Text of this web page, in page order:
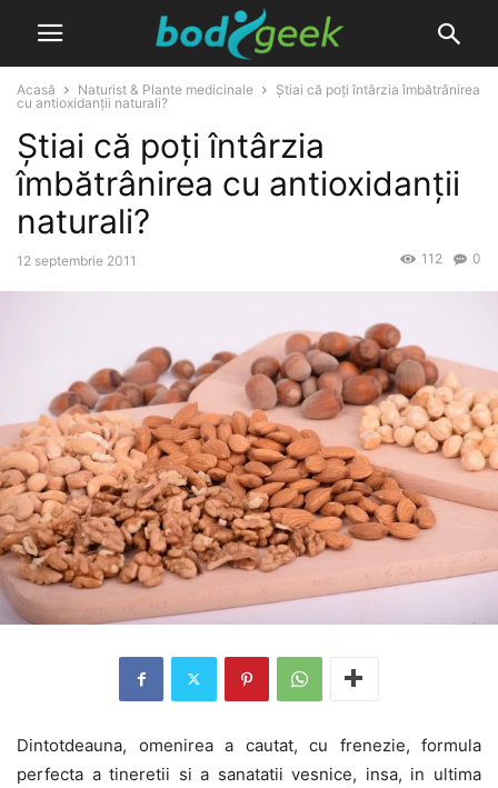
Acasă Naturist & Plante medicinale
Știai că poți întârzia îmbătrânirea
cu antioxidanții naturali?
Știai că poți întârzia
îmbătrânirea cu antioxidanții
naturali?
12 septembrie 2011 0
112
Dintotdeauna, omenirea a cautat, cu frenezie, formula
perfecta a tineretii si a sanatatii vesnice, insa, in ultima